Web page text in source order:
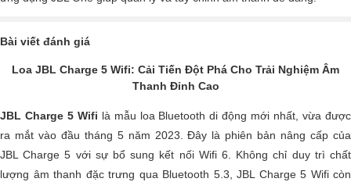
Bài viết đánh giá
Loa JBL Charge 5 Wifi: Cải Tiến Đột Phá Cho Trải Nghiệm Âm
Thanh Đỉnh Cao
JBL Charge 5 Wifi là mẫu loa Bluetooth di động mới nhất, vừa được
ra mắt vào đầu tháng 5 năm 2023. Đây là phiên bản nâng cấp của
JBL Charge 5 với sự bổ sung kết nối Wifi 6. Không chỉ duy trì chất
lượng âm thanh đặc trưng qua Bluetooth 5.3, JBL Charge 5 Wifi còn